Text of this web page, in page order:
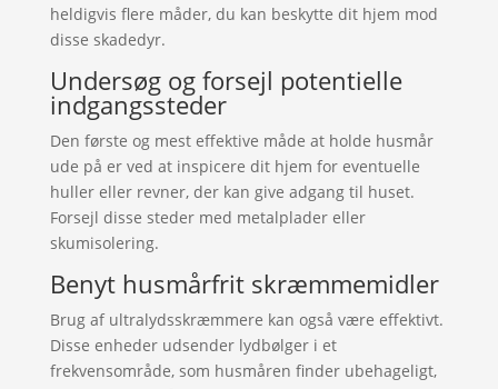
heldigvis flere måder, du kan beskytte dit hjem mod
disse skadedyr.
Undersøg og forsejl potentielle
indgangssteder
Den første og mest effektive måde at holde husmår
ude på er ved at inspicere dit hjem for eventuelle
huller eller revner, der kan give adgang til huset.
Forsejl disse steder med metalplader eller
skumisolering.
Benyt husmårfrit skræmmemidler
Brug af ultralydsskræmmere kan også være effektivt.
Disse enheder udsender lydbølger i et
frekvensområde, som husmåren finder ubehageligt,